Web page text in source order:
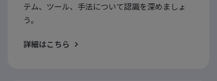
テム、ツール、手法について認識を深めましょ
う。
詳細はこちら